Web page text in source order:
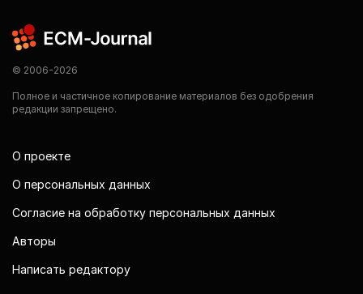
© 2006-2026
Полное и частичное копирование материалов без одобрения
редакции запрещено.
О проекте
О персональных данных
Согласие на обработку персональных данных
Авторы
Написать редактору